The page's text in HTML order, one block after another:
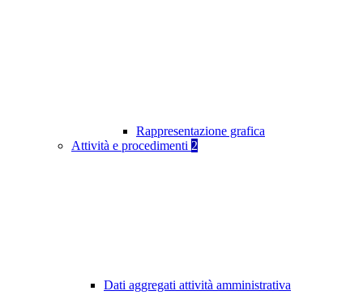
Rappresentazione grafica
Attività e procedimenti 2
Dati aggregati attività amministrativa